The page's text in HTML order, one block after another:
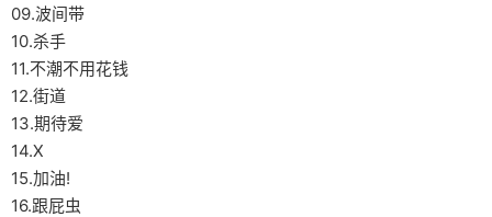
09.波间带
10.杀手
11.不潮不用花钱
12.街道
13.期待爱
14.X
15.加油!
16.跟屁虫